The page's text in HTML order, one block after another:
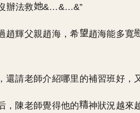
辦法救 &…&…&”
趙輝父親趙海，希 趙海能多寬
還請老師介紹哪里的補習班好，
，陳老師覺得他的
神狀況越來